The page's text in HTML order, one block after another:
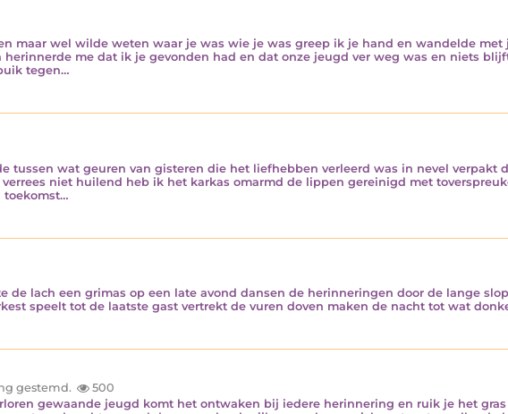
maar wel wilde weten waar je was wie je was greep ik je hand en wandelde met
me dat ik je gevonden had en dat onze jeugd ver weg was en niets
tegen…
tussen wat geuren van gisteren die het liefhebben verleerd was in nevel verpakt
niet huilend heb ik het karkas omarmd de lippen gereinigd met
toekomst…
de lach een grimas op een late avond dansen de herinneringen door de lange
speelt tot de laatste gast vertrekt de vuren doven maken de nacht tot wat
gestemd.
500
gewaande jeugd komt het ontwaken bij iedere herinnering en ruik je het